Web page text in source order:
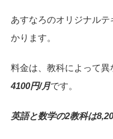
あすなろのオリジナル
かります。
料金は、教科によって異
4100円/月です。
英語と数学の2教科は